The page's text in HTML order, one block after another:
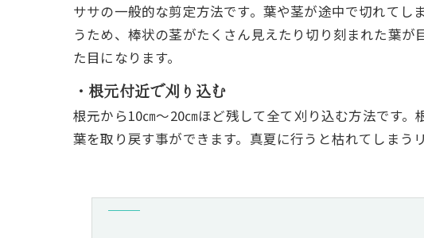
ササの一般的な剪定方法です。葉や茎が途中で切れて
うため、棒状の茎がたくさん見えたり切り刻まれた葉
た目になります。
・根元付近で刈り込む
根元から10㎝～20㎝ほど残して全て刈り込む方法です
葉を取り戻す事ができます。真夏に行うと枯れてしまう